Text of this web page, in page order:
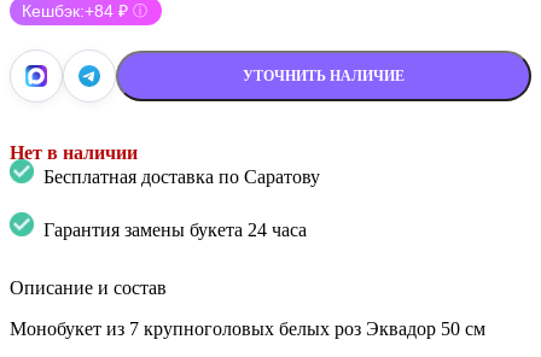
Кешбэк:+84 ₽ ⓘ
УТОЧНИТЬ НАЛИЧИЕ
Нет в наличии
Бесплатная доставка по Саратову
Гарантия замены букета 24 часа
Описание и состав
Монобукет из 7 крупноголовых белых роз Эквадор 50 см